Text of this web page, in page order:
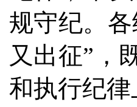
规守纪。
又出征”，
和执行纪